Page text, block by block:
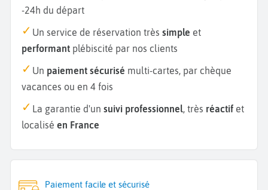
-24h du départ
Un service de réservation très simple et
performant plébiscité par nos clients
Un paiement sécurisé multi-cartes, par chèque
vacances ou en 4 fois
La garantie d'un suivi professionnel, très réactif et
localisé en France
Paiement facile et sécurisé